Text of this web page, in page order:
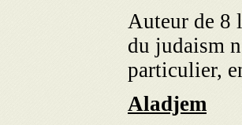
Auteur de 8
du judaism
particulier,
Aladjem